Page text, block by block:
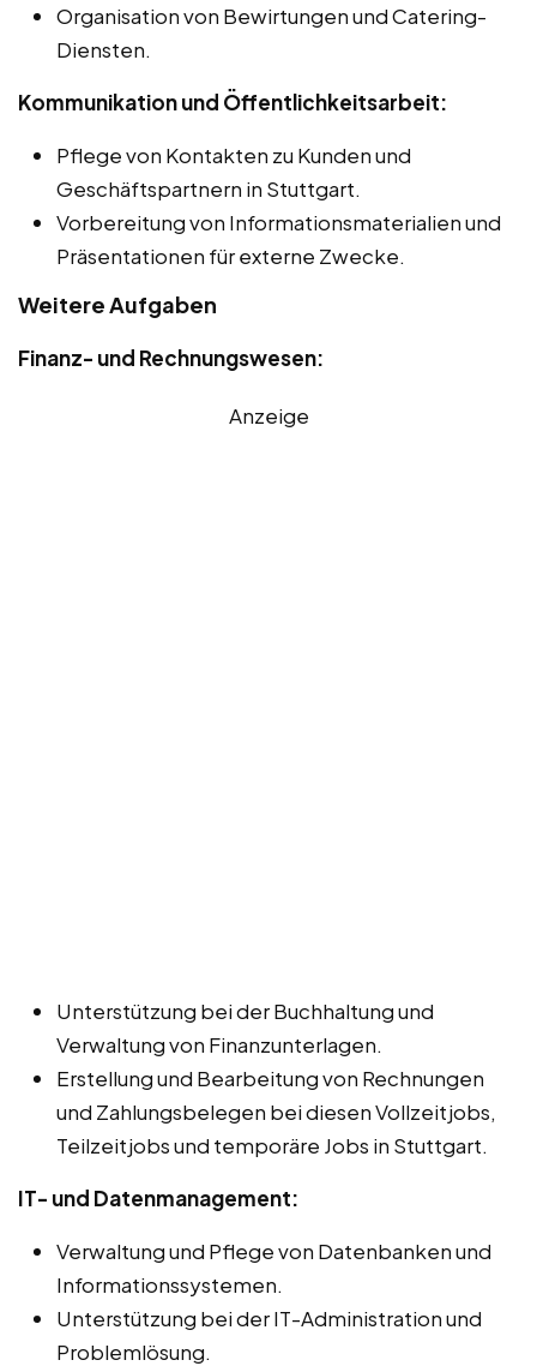
Organisation von Bewirtungen und Catering-
Diensten.
Kommunikation und Öffentlichkeitsarbeit:
Pflege von Kontakten zu Kunden und
Geschäftspartnern in Stuttgart.
Vorbereitung von Informationsmaterialien und
Präsentationen für externe Zwecke.
Weitere Aufgaben
Finanz- und Rechnungswesen:
Anzeige
Unterstützung bei der Buchhaltung und
Verwaltung von Finanzunterlagen.
Erstellung und Bearbeitung von Rechnungen
und Zahlungsbelegen bei diesen Vollzeitjobs,
Teilzeitjobs und temporäre Jobs in Stuttgart.
IT- und Datenmanagement:
Verwaltung und Pflege von Datenbanken und
Informationssystemen.
Unterstützung bei der IT-Administration und
Problemlösung.